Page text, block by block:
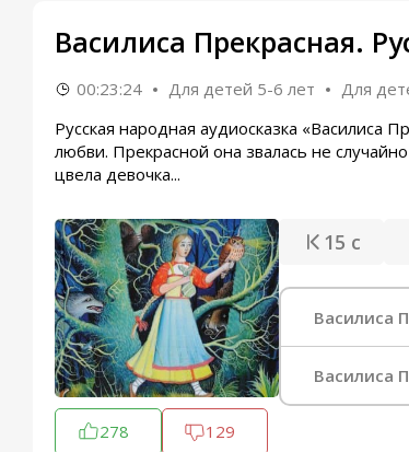
Василиса Прекрасная.
00:23:24 Для детей 5-6 лет Для
Русская народная аудиосказка «Василиса
любви. Прекрасной она звалась не
цвела девочка...
278 129
15 с
Василиса
Василиса